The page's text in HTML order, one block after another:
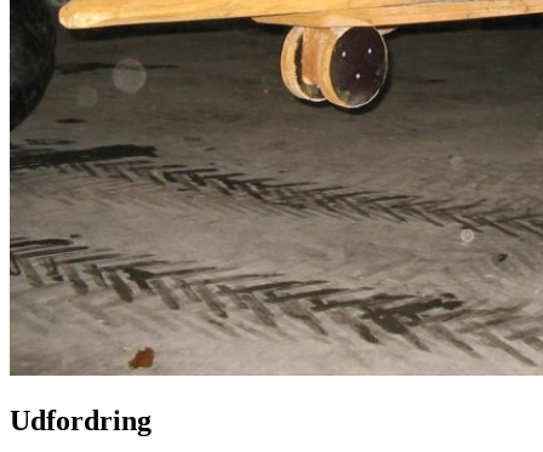
Udfordring